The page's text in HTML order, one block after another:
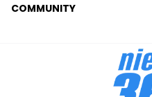
COMMUNITY